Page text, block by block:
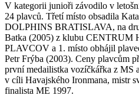
V kategorii junioři závodilo v
24 plavců. Třetí místo obsadila
DOLPHINS BRATISLAVA, na
Batka (2005) z klubu
PLAVCOV a 1. místo obhájil
Petr Frýba (2003). Ceny plavcům
první medailistka vozíčkářka z MS
v cíli Havajského Ironmana, mistr
finalista ME 1997.